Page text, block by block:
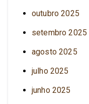
outubro 2025
setembro 2025
agosto 2025
julho 2025
junho 2025